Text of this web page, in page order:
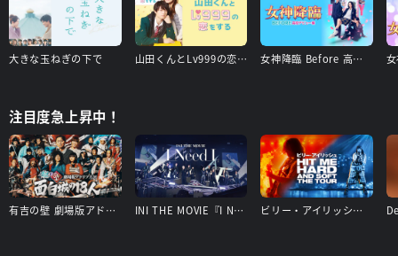
大きな玉ねぎの下で 山田くんとLv999の恋をする 女神降臨 Before 高校デビュー編
注目度急上昇中！
有吉の壁 劇場版アドリブ大河「面白城の18人」 INI THE MOVIE『I Need I』 ビリー・アイリッシュ - Hit Me Hard and Soft: The Tour